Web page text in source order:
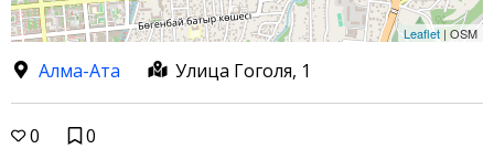
Leaflet | OSM
Алма-Ата Улица Гоголя, 1
0 0